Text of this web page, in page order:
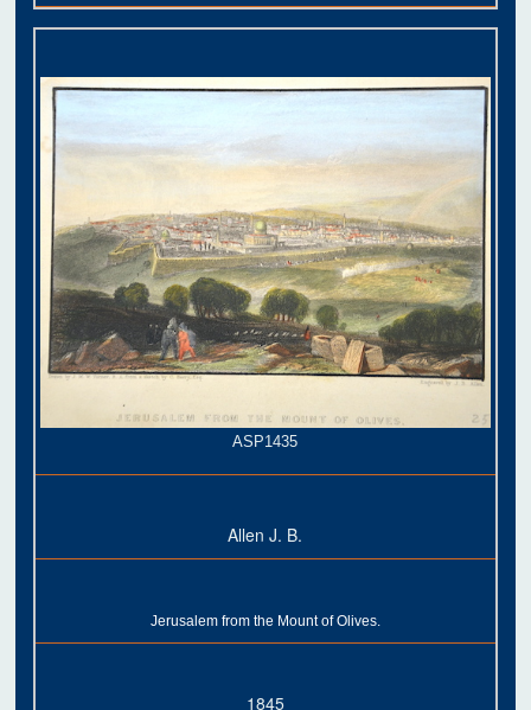
ASP1435
Allen J. B.
Jerusalem from the Mount of Olives.
1845